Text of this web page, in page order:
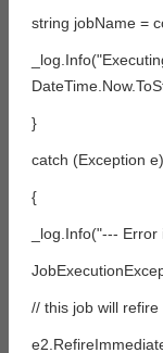
string jobName =
}
catch (Exception e)
{
_log.Info("---
// this job will